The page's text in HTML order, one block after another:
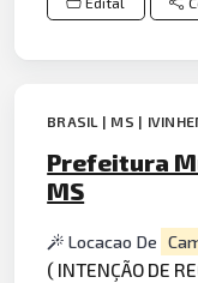
BRASIL | MS |
Prefeitura
MS
Locacao De
( INTENÇÃO DE